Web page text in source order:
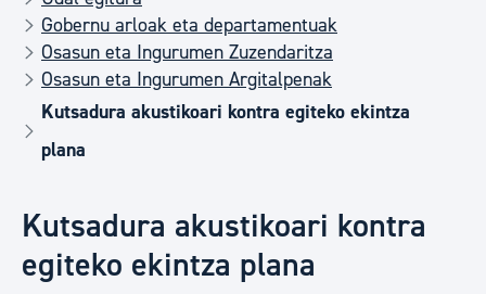
Gobernu arloak eta departamentuak
Osasun eta Ingurumen Zuzendaritza
Osasun eta Ingurumen Argitalpenak
Kutsadura akustikoari kontra egiteko ekintza
plana
Kutsadura akustikoari kontra
egiteko ekintza plana